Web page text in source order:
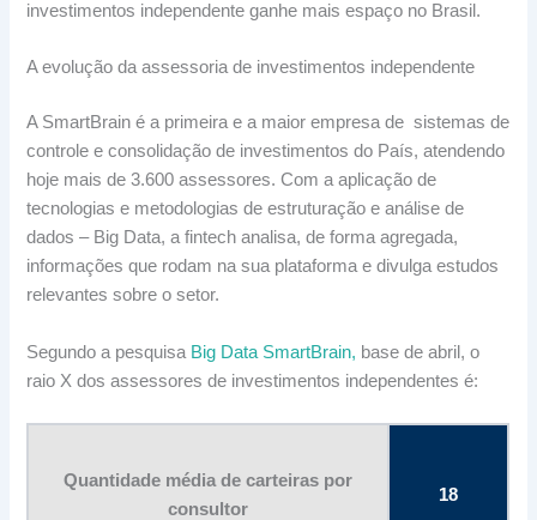
investimentos independente ganhe mais espaço no Brasil.
A evolução da assessoria de investimentos independente
A SmartBrain é a primeira e a maior empresa de sistemas de
controle e consolidação de investimentos do País, atendendo
hoje mais de 3.600 assessores. Com a aplicação de
tecnologias e metodologias de estruturação e análise de
dados – Big Data, a fintech analisa, de forma agregada,
informações que rodam na sua plataforma e divulga estudos
relevantes sobre o setor.
Segundo a pesquisa Big Data SmartBrain, base de abril, o
raio X dos assessores de investimentos independentes é:
Quantidade média de carteiras por
consultor
18